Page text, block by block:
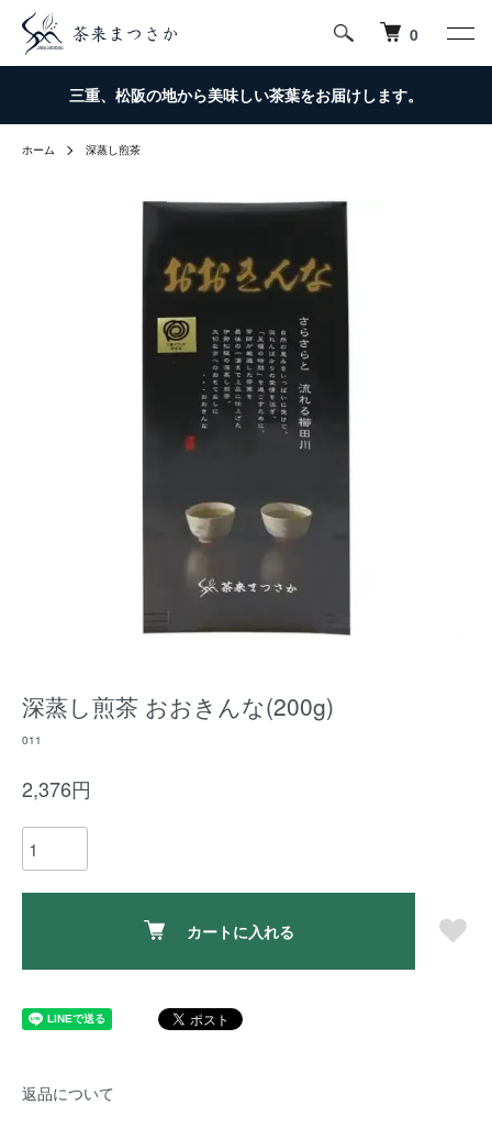
0
三重、松阪の地から美味しい茶葉をお届けします。
ホーム 深蒸し煎茶
深蒸し煎茶 おおきんな(200g)
011
2,376円
カートに入れる
返品について